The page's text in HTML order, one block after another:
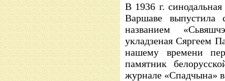
В 1936 г.
Варшаве выпустила
названием
укладзеная Сяргеем
нашему времени
памятник
журнале «Спадчына» в